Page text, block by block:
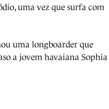
uma vez que surfa com
uma longboarder que
a jovem havaiana Sophia